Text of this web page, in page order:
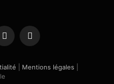
X
Instagram
Mentions légales